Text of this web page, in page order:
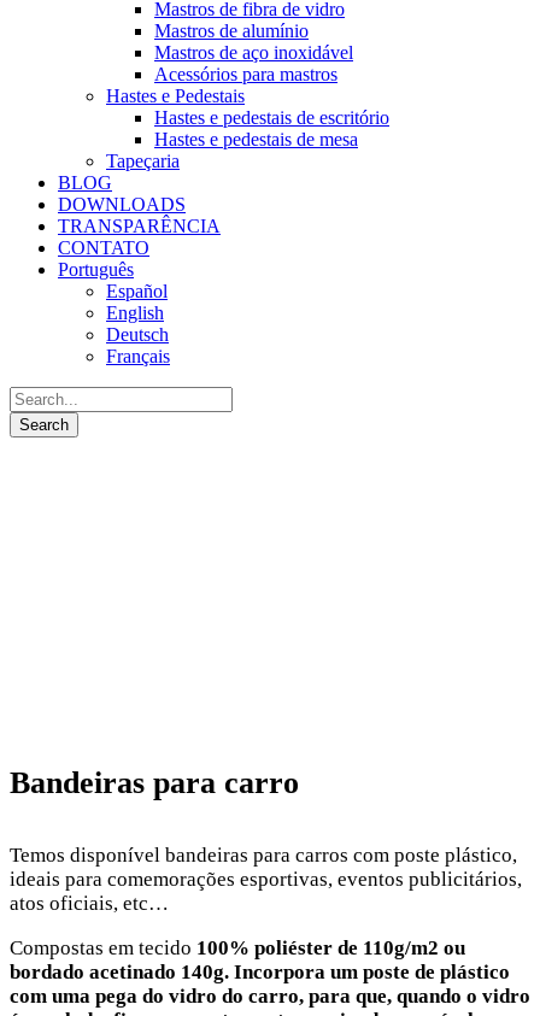
Mastros de fibra de vidro
Mastros de alumínio
Mastros de aço inoxidável
Acessórios para mastros
Hastes e Pedestais
Hastes e pedestais de escritório
Hastes e pedestais de mesa
Tapeçaria
BLOG
DOWNLOADS
TRANSPARÊNCIA
CONTATO
Português
Español
English
Deutsch
Français
Bandeiras para carro
Temos disponível bandeiras para carros com poste plástico,
ideais para comemorações esportivas, eventos publicitários,
atos oficiais, etc…
Compostas em tecido 100% poliéster de 110g/m2 ou
bordado acetinado 140g. Incorpora um poste de plástico
com uma pega do vidro do carro, para que, quando o vidro